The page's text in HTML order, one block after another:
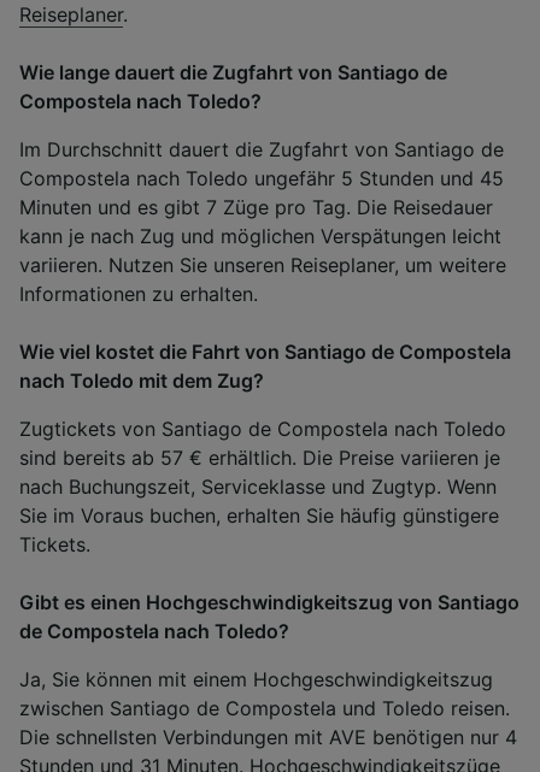
Reiseplaner.
Wie lange dauert die Zugfahrt von Santiago de
Compostela nach Toledo?
Im Durchschnitt dauert die Zugfahrt von Santiago de
Compostela nach Toledo ungefähr 5 Stunden und 45
Minuten und es gibt 7 Züge pro Tag. Die Reisedauer
kann je nach Zug und möglichen Verspätungen leicht
variieren. Nutzen Sie unseren Reiseplaner, um weitere
Informationen zu erhalten.
Wie viel kostet die Fahrt von Santiago de Compostela
nach Toledo mit dem Zug?
Zugtickets von Santiago de Compostela nach Toledo
sind bereits ab 57 € erhältlich. Die Preise variieren je
nach Buchungszeit, Serviceklasse und Zugtyp. Wenn
Sie im Voraus buchen, erhalten Sie häufig günstigere
Tickets.
Gibt es einen Hochgeschwindigkeitszug von Santiago
de Compostela nach Toledo?
Ja, Sie können mit einem Hochgeschwindigkeitszug
zwischen Santiago de Compostela und Toledo reisen.
Die schnellsten Verbindungen mit AVE benötigen nur 4
Stunden und 31 Minuten. Hochgeschwindigkeitszüge